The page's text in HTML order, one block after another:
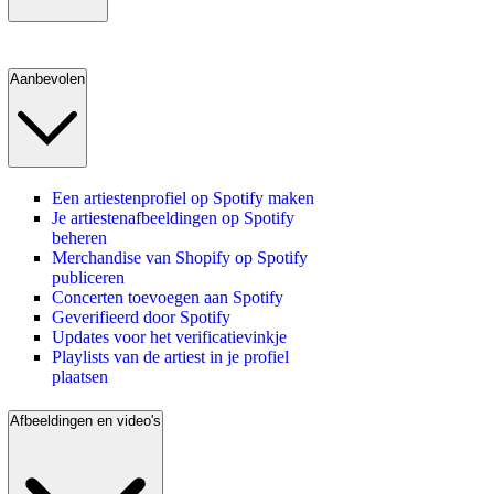
Aanbevolen
Een artiestenprofiel op Spotify maken
Je artiestenafbeeldingen op Spotify
beheren
Merchandise van Shopify op Spotify
publiceren
Concerten toevoegen aan Spotify
Geverifieerd door Spotify
Updates voor het verificatievinkje
Playlists van de artiest in je profiel
plaatsen
Afbeeldingen en video's